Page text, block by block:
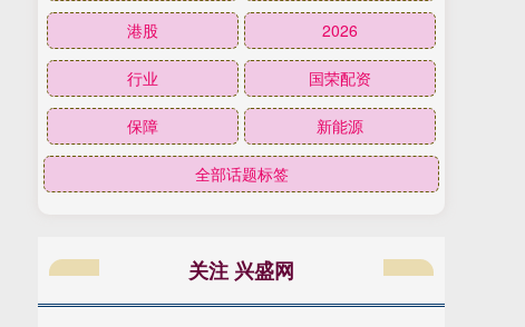
港股 2026
行业 国荣配资
保障 新能源
全部话题标签
关注 兴盛网